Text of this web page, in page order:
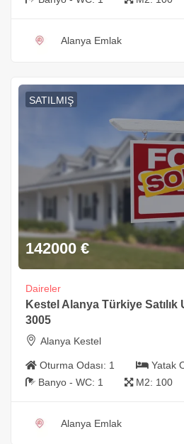
Alanya Emlak
SATILMIŞ
142000 €
Daireler
Kestel Alanya Türkiye
3005
Alanya Kestel
Oturma Odası: 1 Yatak
Banyo - WC: 1 M2: 100
Alanya Emlak